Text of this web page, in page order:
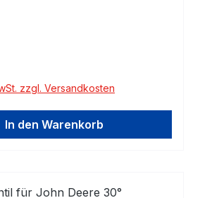
zzgl. Versandkosten
In den Warenkorb